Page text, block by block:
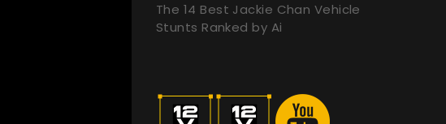
The 14 Best Jackie Chan Vehicle
Stunts Ranked by Ai